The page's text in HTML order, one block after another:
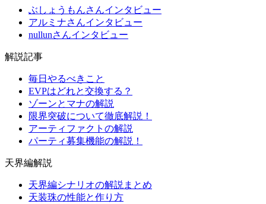
ぶしょうもんさんインタビュー
アルミナさんインタビュー
nullunさんインタビュー
解説記事
毎日やるべきこと
EVPはどれと交換する？
ゾーンとマナの解説
限界突破について徹底解説！
アーティファクトの解説
パーティ募集機能の解説！
天界編解説
天界編シナリオの解説まとめ
天装珠の性能と作り方